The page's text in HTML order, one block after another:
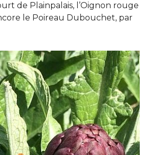
de Plainpalais, l’Oignon rouge
le Poireau Dubouchet, par